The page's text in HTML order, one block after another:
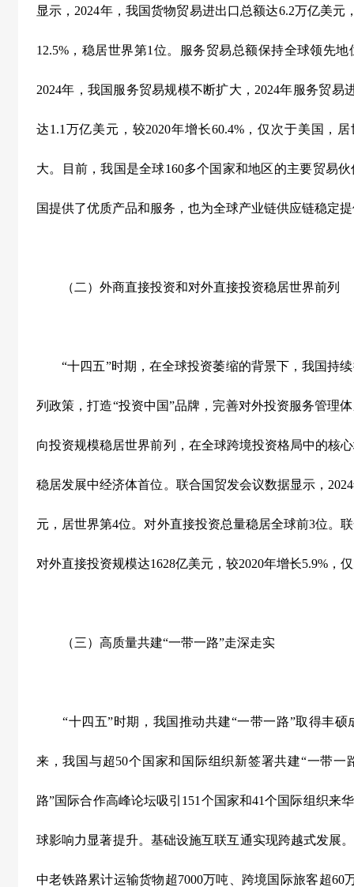
显示， 2024年，我国货物贸易进出口总额达6.2万亿美元
12.5% ，稳居世界第1 位。服务贸易总额保持全球领先
2024年，我国服务贸易规模不断扩大， 2024年服务贸易
达1.1 万亿美元，较2020年增长60.4%，仅次于美国，居
大。目前，我国是全球160多个国家和地区的主要贸易伙
国提供了优质产品和服务，也为全球产业链供应链稳定
（二）外商直接投资和对外直接投资稳居世界前列
“十四五”时期，在全球投资萎缩的背景下，我国持
列政策，打造“投资中国”品牌，完善对外投资服务管理
向投资规模稳居世界前列，在全球跨境投资格局中的核
稳居发展中经济体首位。联合国贸发会议数据显示， 2024
元，居世界第4位。对外直接投资总量稳居全球前3位。
对外直接投资规模达1628亿美元，较2020年增长5.9% ，
（三）高质量共建“一带一路”走深走实
“十四五”时期，我国推动共建“一带一路”取得丰硕
来，我国与超50个国家和国际组织新签署共建“一带一
路”国际合作高峰论坛吸引 151 个国家和41个国际组织来
球影响力显著提升。基础设施互联互通实现跨越式发展。
中老铁路累计运输货物超7000万吨、跨境国际旅客超60